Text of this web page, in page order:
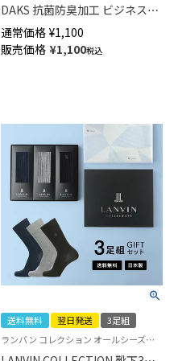
DAKS 抗菌防臭加工 ビジネスソ
ックス 小寸 大寸 平無地 タック
ストライプ クルー丈 メンズ
02502571
通常価格 ¥1,100
販売価格 ¥1,100税込
送料無料 翌日発送
3足組
ランバン コレクション オールシーズン用 男性 プレゼント ソックス【送料無料】 贈答 歳暮 クリスマス